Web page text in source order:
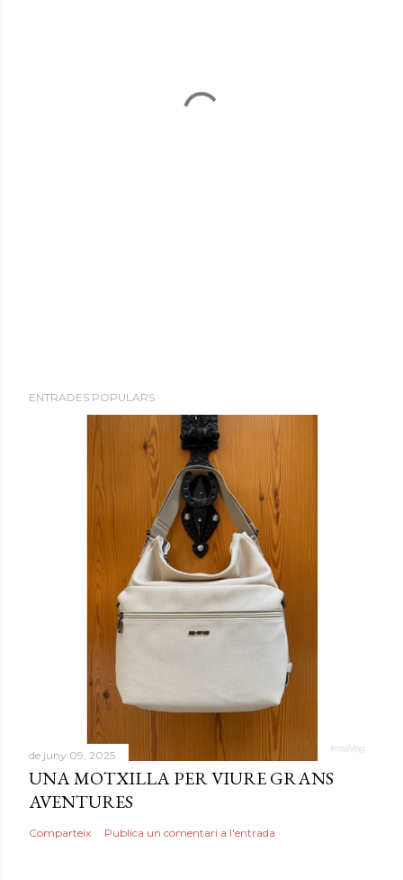
ENTRADES POPULARS
de juny 09, 2025
UNA MOTXILLA PER VIURE GRANS
AVENTURES
Comparteix Publica un comentari a l'entrada